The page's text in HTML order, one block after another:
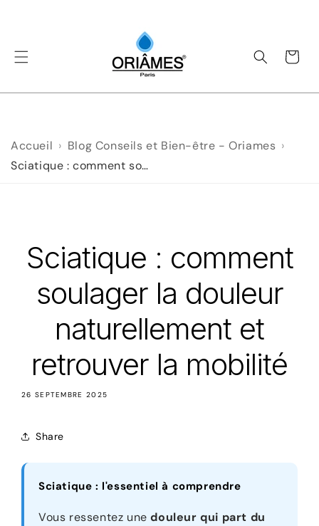
Panier
Accueil
Blog Conseils et Bien-être - Oriames
Sciatique : comment soulager la douleur naturellement et retrouver la mobilité
Sciatique : comment
soulager la douleur
naturellement et
retrouver la mobilité
26 SEPTEMBRE 2025
Share
Sciatique : l'essentiel à comprendre
Vous ressentez unedouleur qui part du